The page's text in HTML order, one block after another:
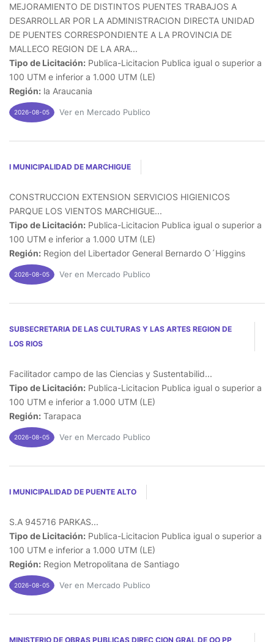
MEJORAMIENTO DE DISTINTOS PUENTES TRABAJOS A
DESARROLLAR POR LA ADMINISTRACION DIRECTA UNIDAD
DE PUENTES CORRESPONDIENTE A LA PROVINCIA DE
MALLECO REGION DE LA ARA...
Tipo de Licitación: Publica-Licitacion Publica igual o superior a
100 UTM e inferior a 1.000 UTM (LE)
Región: la Araucania
2026-08-05 Ver en Mercado Publico
I MUNICIPALIDAD DE MARCHIGUE
CONSTRUCCION EXTENSION SERVICIOS HIGIENICOS
PARQUE LOS VIENTOS MARCHIGUE...
Tipo de Licitación: Publica-Licitacion Publica igual o superior a
100 UTM e inferior a 1.000 UTM (LE)
Región: Region del Libertador General Bernardo O´Higgins
2026-08-05 Ver en Mercado Publico
SUBSECRETARIA DE LAS CULTURAS Y LAS ARTES REGION DE
LOS RIOS
Facilitador campo de las Ciencias y Sustentabilid...
Tipo de Licitación: Publica-Licitacion Publica igual o superior a
100 UTM e inferior a 1.000 UTM (LE)
Región: Tarapaca
2026-08-05 Ver en Mercado Publico
I MUNICIPALIDAD DE PUENTE ALTO
S.A 945716 PARKAS...
Tipo de Licitación: Publica-Licitacion Publica igual o superior a
100 UTM e inferior a 1.000 UTM (LE)
Región: Region Metropolitana de Santiago
2026-08-05 Ver en Mercado Publico
MINISTERIO DE OBRAS PUBLICAS DIREC CION GRAL DE OO PP